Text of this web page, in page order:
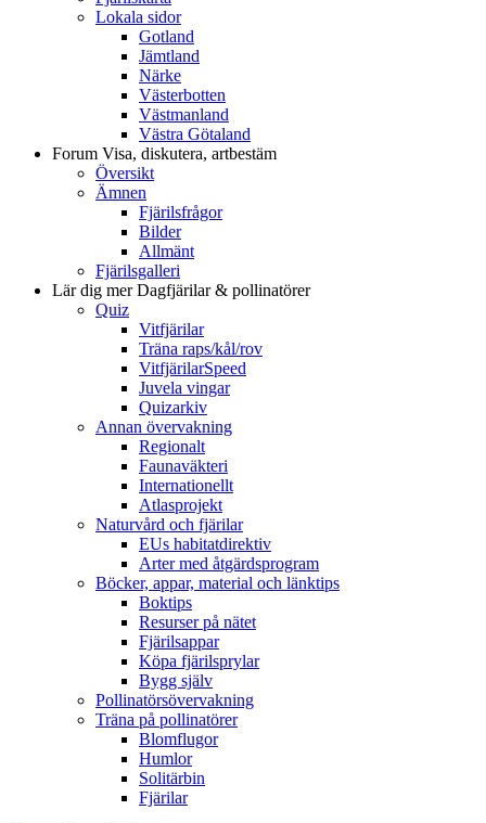
Lokala sidor
Gotland
Jämtland
Närke
Västerbotten
Västmanland
Västra Götaland
Forum Visa, diskutera, artbestäm
Översikt
Ämnen
Fjärilsfrågor
Bilder
Allmänt
Fjärilsgalleri
Lär dig merDagfjärilar & pollinatörer
Quiz
Vitfjärilar
Träna raps/kål/rov
VitfjärilarSpeed
Juvela vingar
Quizarkiv
Annan övervakning
Regionalt
Faunaväkteri
Internationellt
Atlasprojekt
Naturvård och fjärilar
EUs habitatdirektiv
Arter med åtgärdsprogram
Böcker, appar, material och länktips
Boktips
Resurser på nätet
Fjärilsappar
Köpa fjärilsprylar
Bygg själv
Pollinatörsövervakning
Träna på pollinatörer
Blomflugor
Humlor
Solitärbin
Fjärilar